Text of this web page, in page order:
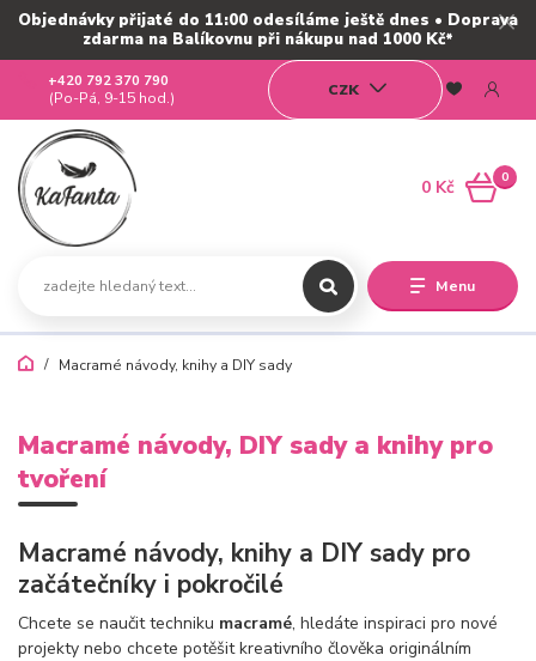
Objednávky přijaté do 11:00 odesíláme ještě dnes • Doprava
zdarma na Balíkovnu při nákupu nad 1000 Kč*
Menu
CZK
+420 792 370 790
(Po-Pá, 9-15 hod.)
0
0 Kč
Macramé návody, knihy a DIY sady
Macramé návody, DIY sady a knihy pro
tvoření
Macramé návody, knihy a DIY sady pro
začátečníky i pokročilé
Chcete se naučit techniku macramé, hledáte inspiraci pro nové
projekty nebo chcete potěšit kreativního člověka originálním